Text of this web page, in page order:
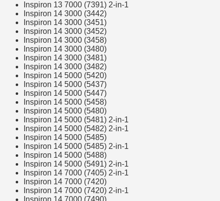
Inspiron 13 7000 (7391) 2-in-1
Inspiron 14 3000 (3442)
Inspiron 14 3000 (3451)
Inspiron 14 3000 (3452)
Inspiron 14 3000 (3458)
Inspiron 14 3000 (3480)
Inspiron 14 3000 (3481)
Inspiron 14 3000 (3482)
Inspiron 14 5000 (5420)
Inspiron 14 5000 (5437)
Inspiron 14 5000 (5447)
Inspiron 14 5000 (5458)
Inspiron 14 5000 (5480)
Inspiron 14 5000 (5481) 2-in-1
Inspiron 14 5000 (5482) 2-in-1
Inspiron 14 5000 (5485)
Inspiron 14 5000 (5485) 2-in-1
Inspiron 14 5000 (5488)
Inspiron 14 5000 (5491) 2-in-1
Inspiron 14 7000 (7405) 2-in-1
Inspiron 14 7000 (7420)
Inspiron 14 7000 (7420) 2-in-1